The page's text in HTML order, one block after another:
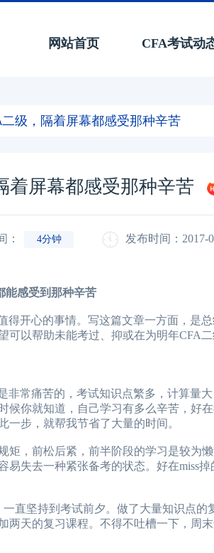
网站首页 CFA考试动
级，隔着屏幕都感受那种辛苦
着屏幕都感受那种辛苦
： 4分钟 发布时间：2017-
能感受到那种辛苦
开心的事情。写这篇文章一方面，是总
可以帮助未能考过、抑或在为明年CFA
常痛苦的，考试知识点繁多，计算量
候你就知道，自己学习有多么辛苦，好
步，就帮我节省了大量的时间。
，前松后紧，前半阶段的学习是较为懒
失去一种紧张备考的状态。好在miss
坚持到考试前夕。做了大量知识点的
两天的复习课程。不得不吐槽一下，周